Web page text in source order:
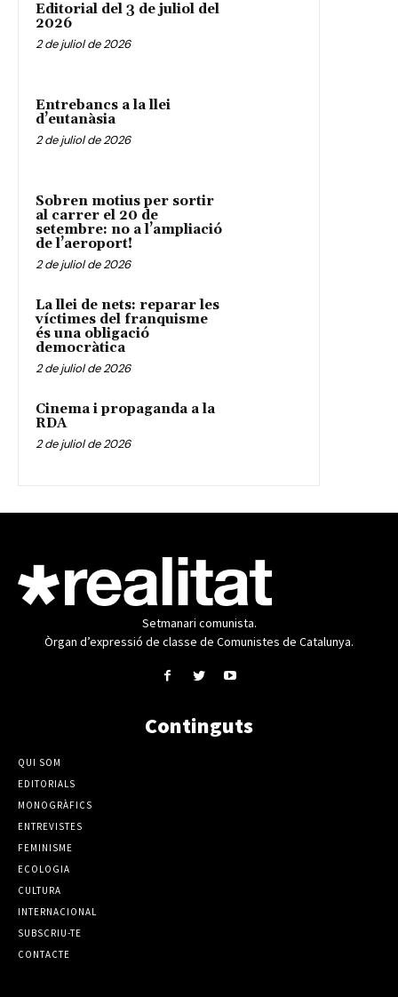
Editorial del 3 de juliol del
2026
2 de juliol de 2026
Entrebancs a la llei
d’eutanàsia
2 de juliol de 2026
Sobren motius per sortir
al carrer el 20 de
setembre: no a l’ampliació
de l’aeroport!
2 de juliol de 2026
La llei de nets: reparar les
víctimes del franquisme
és una obligació
democràtica
2 de juliol de 2026
Cinema i propaganda a la
RDA
2 de juliol de 2026
Setmanari comunista.
Òrgan d’expressió de classe de Comunistes de Catalunya.
Continguts
QUI SOM
EDITORIALS
MONOGRÀFICS
ENTREVISTES
FEMINISME
ECOLOGIA
CULTURA
INTERNACIONAL
SUBSCRIU-TE
CONTACTE